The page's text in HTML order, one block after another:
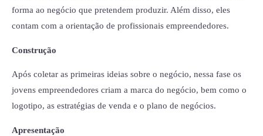
forma ao negócio que pretendem produzir. Além disso, eles
contam com a orientação de profissionais empreendedores.
Construção
Após coletar as primeiras ideias sobre o negócio, nessa fase os
jovens empreendedores criam a marca do negócio, bem como o
logotipo, as estratégias de venda e o plano de negócios.
Apresentação